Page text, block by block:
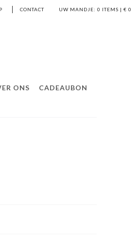
UW MANDJE: 0 ITEMS | € 0
CONTACT
ONS CADEAUBON